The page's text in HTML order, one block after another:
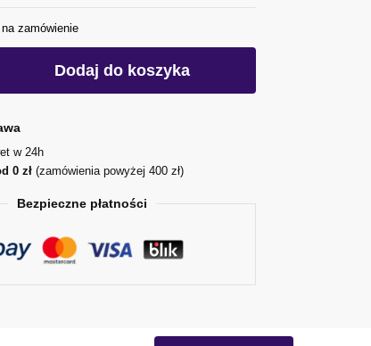
zamówienie
Dodaj do koszyka
w 24h
0 zł (zamówienia powyżej 400 zł)
Bezpieczne płatności